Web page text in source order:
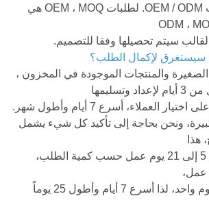
ج: نعم ، نقبل طلبات OEM / ODM. لطلبات OEM ، MOQ هي
والمنتجات الموجودة في المخزون ،
العملاء، أسرع 7 أيام وأطول شهر.
ونحن بحاجة إلى تأكيد كل شيء يشمل
هذا
سيستغرق التسجيل 5 إلى 21 يوم عمل حسب كمية الطلب،
وأخيراً، التعبئة في يوم واحد، لذا أسرع 7 أيام وأطول 25 يوماً